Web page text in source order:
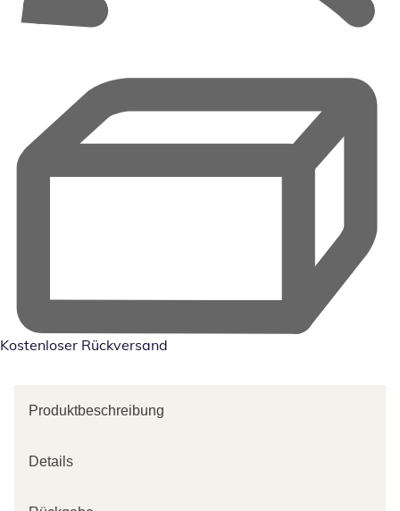
Kostenloser Rückversand
Produktbeschreibung
Details